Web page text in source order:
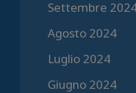
Settembre
Agosto 2024
Luglio 2024
Giugno 2024